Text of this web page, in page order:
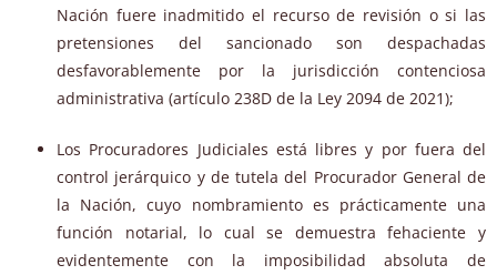
Nación fuere inadmitido el recurso de revisión o si las
pretensiones del sancionado son despachadas
desfavorablemente por la jurisdicción contenciosa
administrativa (artículo 238D de la Ley 2094 de 2021);
Los Procuradores Judiciales está libres y por fuera del
control jerárquico y de tutela del Procurador General de
la Nación, cuyo nombramiento es prácticamente una
función notarial, lo cual se demuestra fehaciente y
evidentemente con la imposibilidad absoluta de